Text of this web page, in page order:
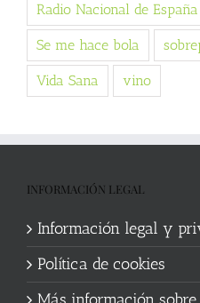
Radio Nacional de España
Se me hace bola
Vida Sana vino
INFORMACIÓN LEGAL
Información legal y
Política de cookies